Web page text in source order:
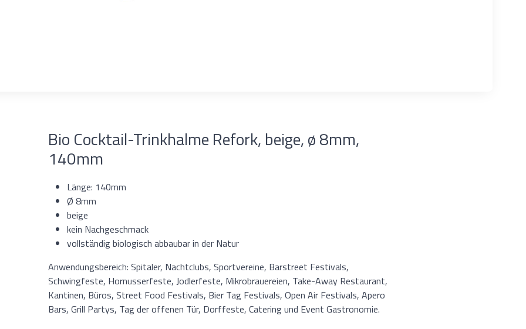
Bio Cocktail-Trinkhalme Refork, beige, ø 8mm,
140mm
Länge: 140mm
Ø 8mm
beige
kein Nachgeschmack
vollständig biologisch abbaubar in der Natur
Anwendungsbereich: Spitaler, Nachtclubs, Sportvereine, Barstreet Festivals,
Schwingfeste, Hornusserfeste, Jodlerfeste, Mikrobrauereien, Take-Away Restaurant,
Kantinen, Büros, Street Food Festivals, Bier Tag Festivals, Open Air Festivals, Apero
Bars, Grill Partys, Tag der offenen Tür, Dorffeste, Catering und Event Gastronomie.